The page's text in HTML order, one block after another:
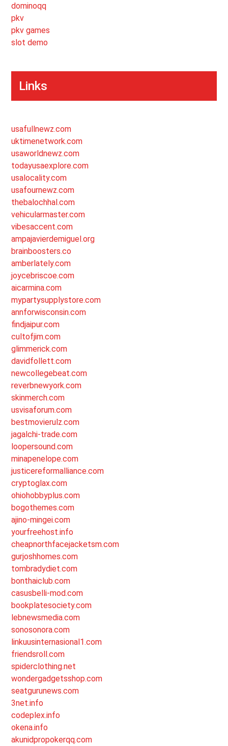
dominoqq
pkv
pkv games
slot demo
Links
usafullnewz.com
uktimenetwork.com
usaworldnewz.com
todayusaexplore.com
usalocality.com
usafournewz.com
thebalochhal.com
vehicularmaster.com
vibesaccent.com
ampajavierdemiguel.org
brainboosters.co
amberlately.com
joycebriscoe.com
aicarmina.com
mypartysupplystore.com
annforwisconsin.com
findjaipur.com
cultofjim.com
glimmerick.com
davidfollett.com
newcollegebeat.com
reverbnewyork.com
skinmerch.com
usvisaforum.com
bestmovierulz.com
jagalchi-trade.com
loopersound.com
minapenelope.com
justicereformalliance.com
cryptoglax.com
ohiohobbyplus.com
bogothemes.com
ajino-mingei.com
yourfreehost.info
cheapnorthfacejacketsm.com
gurjoshhomes.com
tombradydiet.com
bonthaiclub.com
casusbelli-mod.com
bookplatesociety.com
lebnewsmedia.com
sonosonora.com
linkuusinternasional1.com
friendsroll.com
spiderclothing.net
wondergadgetsshop.com
seatgurunews.com
3net.info
codeplex.info
okena.info
akunidpropokerqq.com